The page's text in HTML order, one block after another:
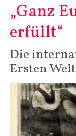
„Ganz
erfüllt“
Die
Ersten